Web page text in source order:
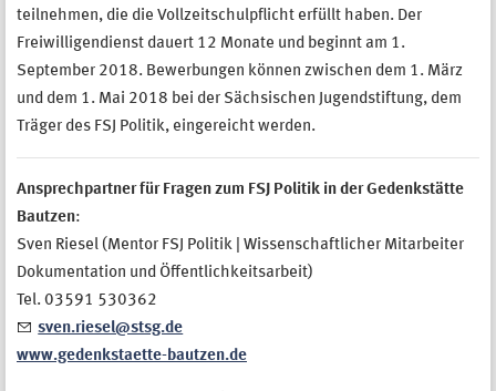
teilnehmen, die die Vollzeitschulpflicht erfüllt haben. Der
Freiwilligendienst dauert 12 Monate und beginnt am 1.
September 2018. Bewerbungen können zwischen dem 1. März
und dem 1. Mai 2018 bei der Sächsischen Jugendstiftung, dem
Träger des FSJ Politik, eingereicht werden.
Ansprechpartner für Fragen zum FSJ Politik in der Gedenkstätte
Bautzen:
Sven Riesel (Mentor FSJ Politik | Wissenschaftlicher Mitarbeiter
Dokumentation und Öffentlichkeitsarbeit)
Tel. 03591 530362
sven.riesel@stsg.de
www.gedenkstaette-bautzen.de